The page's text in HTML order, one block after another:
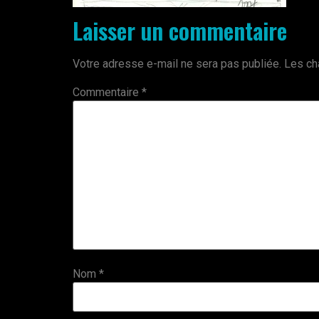
Laisser un commentaire
Votre adresse e-mail ne sera pas publiée. Les
Commentaire *
Nom *